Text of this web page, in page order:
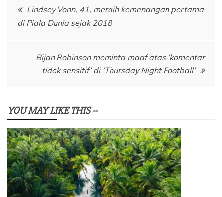
Navigasi
Lindsey Vonn, 41, meraih kemenangan pertama
di Piala Dunia sejak 2018
Bijan Robinson meminta maaf atas ‘komentar
tidak sensitif’ di ‘Thursday Night Football’
YOU MAY LIKE THIS --